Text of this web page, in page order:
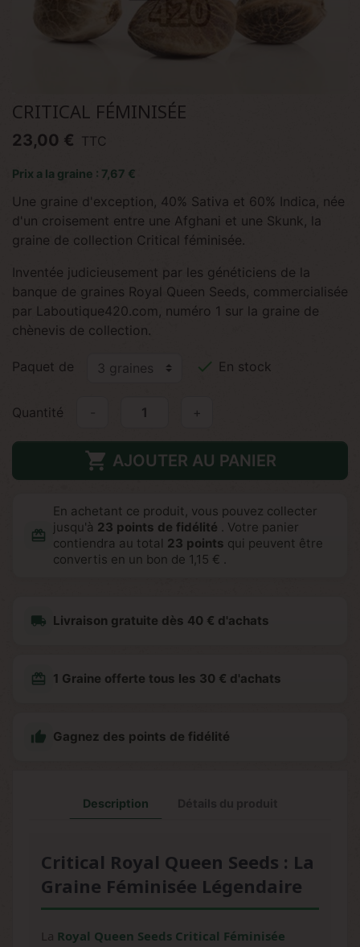
CRITICAL FÉMINISÉE
23,00 € TTC
Prix a la graine : 7,67 €
Une graine d'exception, 40% Sativa et 60% Indica, née
d'un croisement entre une Afghani et une Skunk, la
graine de collection Critical féminisée.
Inventée judicieusement par les généticiens de la
banque de graines Royal Queen Seeds, commercialisée
par Laboutique420.com, numéro 1 sur la graine de
chènevis de collection.
Paquet de  En stock
Quantité +
 AJOUTER AU PANIER
redeem
En achetant ce produit, vous pouvez collecter
jusqu'à 23 points de fidélité . Votre panier
contiendra au total 23 points qui peuvent être
convertis en un bon de 1,15 € .
local_shipping Livraison gratuite dès 40 € d'achats
redeem 1 Graine offerte tous les 30 € d'achats
 Gagnez des points de fidélité
Description
Critical Royal Queen Seeds : La
Graine Féminisée Légendaire
La Royal Queen Seeds Critical Féminisée